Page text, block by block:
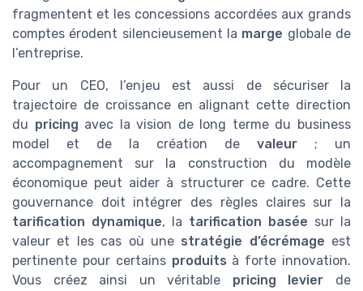
fragmentent et les concessions accordées aux grands
comptes érodent silencieusement la marge globale de
l’entreprise.
Pour un CEO, l’enjeu est aussi de sécuriser la
trajectoire de croissance en alignant cette direction
du pricing avec la vision de long terme du business
model et de la création de valeur ; un
accompagnement sur la construction du modèle
économique peut aider à structurer ce cadre. Cette
gouvernance doit intégrer des règles claires sur la
tarification dynamique, la tarification basée sur la
valeur et les cas où une stratégie d’écrémage est
pertinente pour certains produits à forte innovation.
Vous créez ainsi un véritable pricing levier de